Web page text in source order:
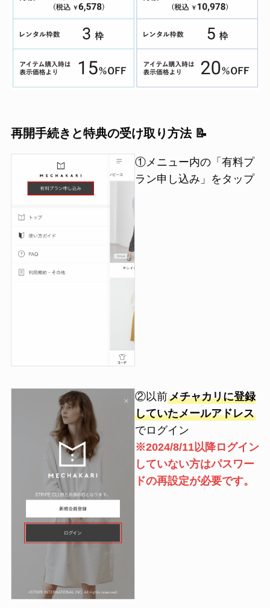
再開手続きと特典の受け取り方法 📝
①メニュー内の「有料プ
ラン申し込み」をタップ
②以前メチャカリに登録
していたメールアドレス
でログイン
※2024/8/11以降ログイン
していない方はパスワー
ドの再設定が必要です。